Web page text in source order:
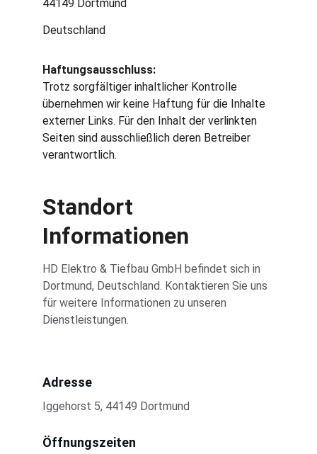
44149 Dortmund
Deutschland
Haftungsausschluss:
Trotz sorgfältiger inhaltlicher Kontrolle
übernehmen wir keine Haftung für die Inhalte
externer Links. Für den Inhalt der verlinkten
Seiten sind ausschließlich deren Betreiber
verantwortlich.
Standort
Informationen
HD Elektro & Tiefbau GmbH befindet sich in
Dortmund, Deutschland. Kontaktieren Sie uns
für weitere Informationen zu unseren
Dienstleistungen.
Adresse
Iggehorst 5, 44149 Dortmund
Öffnungszeiten